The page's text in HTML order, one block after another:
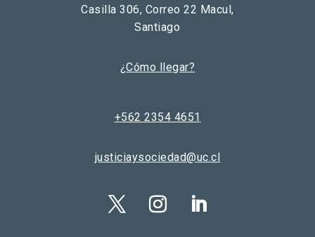
Casilla 306, Correo 22 Macul,
Santiago
¿Cómo llegar?
+562 2354 4651
justiciaysociedad@uc.cl